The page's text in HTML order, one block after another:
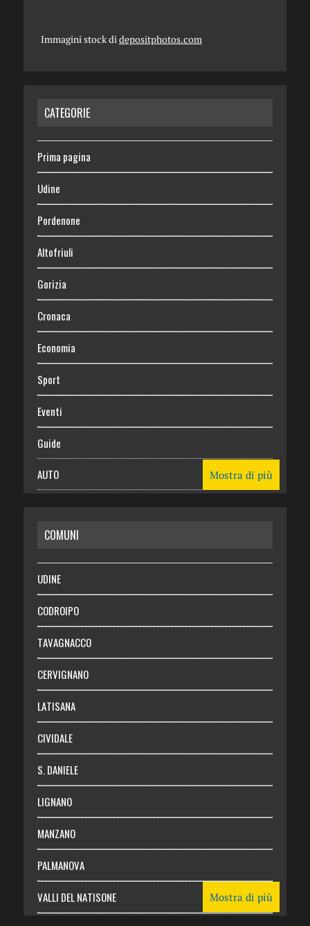
Immagini stock didepositphotos.com
CATEGORIE
Prima pagina
Udine
Pordenone
Altofriuli
Gorizia
Cronaca
Economia
Sport
Eventi
Guide
AUTO
RISPARMIO
SALUTE
Necrologie
Chi siamo
Abbonati
Login
Mostra di più
COMUNI
UDINE
CODROIPO
TAVAGNACCO
CERVIGNANO
LATISANA
CIVIDALE
S. DANIELE
LIGNANO
MANZANO
PALMANOVA
VALLI DEL NATISONE Mostra di più